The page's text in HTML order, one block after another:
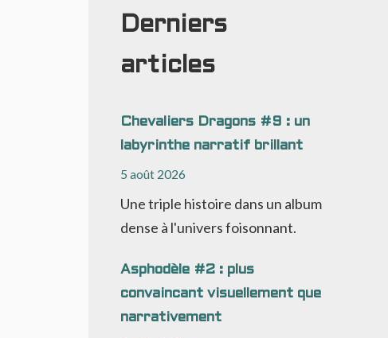
Derniers
articles
Chevaliers Dragons #9 : un
labyrinthe narratif brillant
5 août 2026
Une triple histoire dans un album
dense à l'univers foisonnant.
Asphodèle #2 : plus
convaincant visuellement que
narrativement